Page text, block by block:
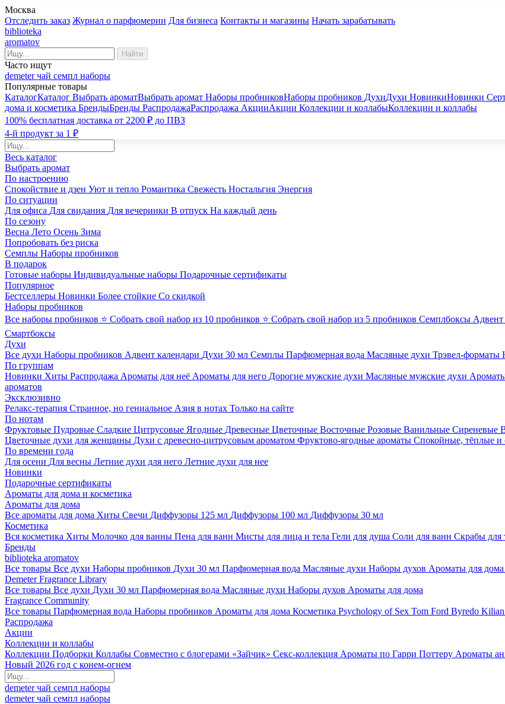
Москва
Отследить заказ Журнал о парфюмерии Для бизнеса Контакты и магазины Начать зарабатывать
biblioteka
aromatov
Найти
Часто ищут
demeterчай семпл наборы
Популярные товары
КаталогКаталог Выбрать ароматВыбрать аромат Наборы пробниковНаборы пробников ДухиДухи НовинкиНовинки
дома и косметика БрендыБренды РаспродажаРаспродажа АкцииАкции Коллекции и коллабыКоллекции и коллабы
100% бесплатная доставка от 2200 ₽ до ПВЗ
4-й продукт за 1 ₽
Весь каталог
Выбрать аромат
По настроению
Спокойствие и дзен Уют и тепло Романтика Свежесть Ностальгия Энергия
По ситуации
Для офиса Для свидания Для вечеринки В отпуск На каждый день
По сезону
Весна Лето Осень Зима
Попробовать без риска
Семплы Наборы пробников
В подарок
Готовые наборы Индивидуальные наборы Подарочные сертификаты
Популярное
Бестселлеры Новинки Более стойкие Со скидкой
Наборы пробников
Все наборы пробников ⭐ Собрать свой набор из 10 пробников ⭐ Собрать свой набор из 5 пробников Семплбоксы Адвент
Смартбоксы
Духи
Все духи Наборы пробников Адвент календари Духи 30 мл Семплы Парфюмерная вода Масляные духи Трэвел-форматы
По группам
Новинки Хиты Распродажа Ароматы для неё Ароматы для него Дорогие мужские духи Масляные мужские духи
ароматов
Эксклюзивно
Релакс-терапия Странное, но гениальное Азия в нотах Только на сайте
По нотам
Фруктовые Пудровые Сладкие Цитрусовые Ягодные Древесные Цветочные Восточные Розовые Ванильные Сиреневые
Цветочные духи для женщины Духи с древесно-цитрусовым ароматом Фруктово-ягодные ароматы Спокойные, тёплые и
По времени года
Для осени Для весны Летние духи для него Летние духи для нее
Новинки
Подарочные сертификаты
Ароматы для дома и косметика
Ароматы для дома
Все ароматы для дома Хиты Свечи Диффузоры 125 мл Диффузоры 100 мл Диффузоры 30 мл
Косметика
Вся косметика Хиты Молочко для ванны Пена для ванн Мисты для лица и тела Гели для душа Соли для ванн Скрабы для
Бренды
biblioteka aromatov
Все товары Все духи Наборы пробников Духи 30 мл Парфюмерная вода Масляные духи Наборы духов Ароматы для дома
Demeter Fragrance Library
Все товары Все духи Духи 30 мл Парфюмерная вода Масляные духи Наборы духов Ароматы для дома
Fragrance Community
Все товары Парфюмерная вода Наборы пробников Ароматы для дома Косметика Psychology of Sex Tom Ford Byredo Kilian
Распродажа
Акции
Коллекции и коллабы
Коллекции Подборки Коллабы Совместно с блогерами «Зайчик» Секс-коллекция Ароматы по Гарри Поттеру Ароматы
Новый 2026 год с конем-огнем
demeterчай семпл наборы
demeterчай семпл наборы